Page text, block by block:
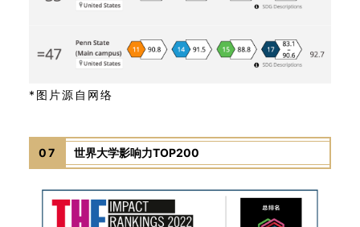
*图片源自网络
07 世界大学影响力TOP200